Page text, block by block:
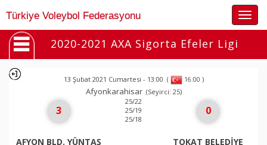
Türkiye Voleybol Federasyonu
2020-2021 AXA Sigorta Efeler Ligi
13 Şubat 2021 Cumartesi - 13:00 ( 16:00 )
Afyonkarahisar (Seyirci: 25)
3
AFYON BLD. YÜNTAŞ
25/22
25/19
25/18
0
TOKAT BELEDİYE